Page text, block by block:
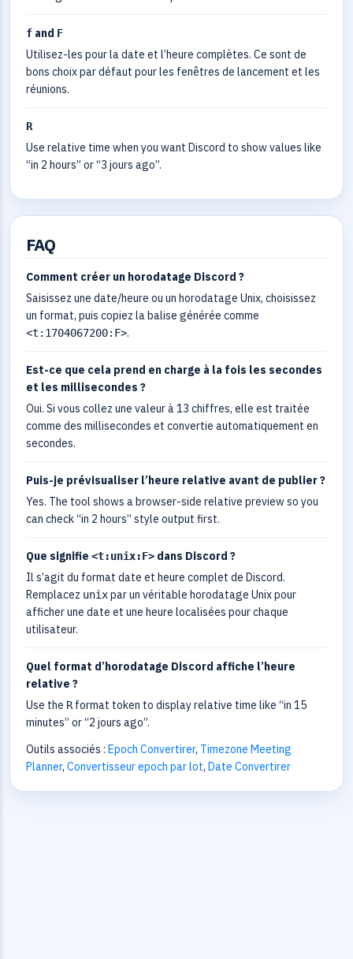
f and F
Utilisez-les pour la date et l’heure complètes. Ce sont de
bons choix par défaut pour les fenêtres de lancement et les
réunions.
R
Use relative time when you want Discord to show values like
“in 2 hours” or “3 jours ago”.
FAQ
Comment créer un horodatage Discord ?
Saisissez une date/heure ou un horodatage Unix, choisissez
un format, puis copiez la balise générée comme
<t:1704067200:F>.
Est-ce que cela prend en charge à la fois les secondes
et les millisecondes ?
Oui. Si vous collez une valeur à 13 chiffres, elle est traitée
comme des millisecondes et convertie automatiquement en
secondes.
Puis-je prévisualiser l’heure relative avant de publier ?
Yes. The tool shows a browser-side relative preview so you
can check “in 2 hours” style output first.
Que signifie <t:unix:F> dans Discord ?
Il s’agit du format date et heure complet de Discord.
Remplacez unixpar un véritable horodatage Unix pour
afficher une date et une heure localisées pour chaque
utilisateur.
Quel format d’horodatage Discord affiche l’heure
relative ?
Use the Rformat token to display relative time like “in 15
minutes” or “2 jours ago”.
Outils associés : Epoch Convertirer, Timezone Meeting
Planner, Convertisseur epoch par lot, Date Convertirer